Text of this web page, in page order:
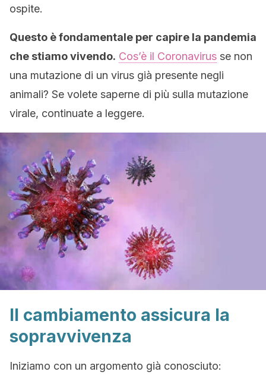
ospite.
Questo è fondamentale per capire la pandemia
che stiamo vivendo. Cos’è il Coronavirus se non
una mutazione di un virus già presente negli
animali? Se volete saperne di più sulla mutazione
virale, continuate a leggere.
Il cambiamento assicura la
sopravvivenza
Iniziamo con un argomento già conosciuto: